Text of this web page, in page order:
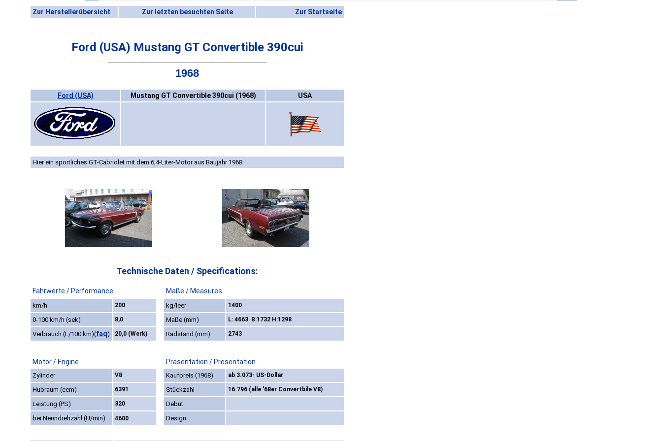
Zur Herstellerübersicht Zur letzten besuchten Seite Zur Startseite
Ford (USA) Mustang GT Convertible 390cui
1968
Ford (USA) Mustang GT Convertible 390cui (1968) USA
Hier ein sportliches GT-Cabriolet mit dem 6,4-Liter-Motor aus Baujahr 1968.
Technische Daten / Specifications:
Fahrwerte / Performance Maße / Measures
km/h 200 kg/leer 1400
0-100 km/h (sek) 8,0 Maße (mm) L: 4663 B:1732 H:1298
Verbrauch (L/100 km)(faq) 20,0 (Werk) Radstand (mm) 2743
Motor / Engine Präsentation / Presentation
Zylinder V8 Kaufpreis (1968) ab 3.073- US-Dollar
Hubraum (ccm) 6391 Stückzahl 16.796 (alle '68er Convertbile V8)
Leistung (PS) 320
Debüt
bei Nenndrehzahl (U/min)
4600 Design